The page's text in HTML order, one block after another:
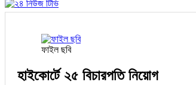
ফাইল ছবি
হাইকোর্টে ২৫ বিচারপতি নিয়োগ